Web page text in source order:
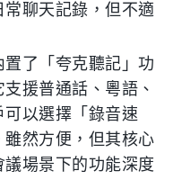
聊天記錄，但不適
置了「夸克聽記」功
援普通話、粵語、
以選擇「錄音速
然方便，但其核心
場景下的功能深度